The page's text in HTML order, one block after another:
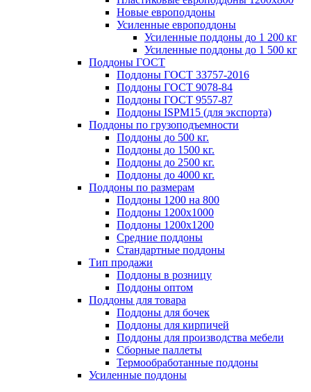
Новые европоддоны
Усиленные европоддоны
Усиленные поддоны до 1 200 кг
Усиленные поддоны до 1 500 кг
Поддоны ГОСТ
Поддоны ГОСТ 33757-2016
Поддоны ГОСТ 9078-84
Поддоны ГОСТ 9557-87
Поддоны ISPM15 (для экспорта)
Поддоны по грузоподъемности
Поддоны до 500 кг.
Поддоны до 1500 кг.
Поддоны до 2500 кг.
Поддоны до 4000 кг.
Поддоны по размерам
Поддоны 1200 на 800
Поддоны 1200х1000
Поддоны 1200х1200
Средние поддоны
Стандартные поддоны
Тип продажи
Поддоны в розницу
Поддоны оптом
Поддоны для товара
Поддоны для бочек
Поддоны для кирпичей
Поддоны для производства мебели
Сборные паллеты
Термообработанные поддоны
Усиленные поддоны